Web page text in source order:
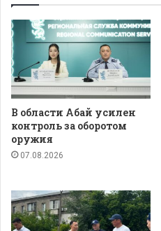
В области Абай усилен
контроль за оборотом
оружия
07.08.2026